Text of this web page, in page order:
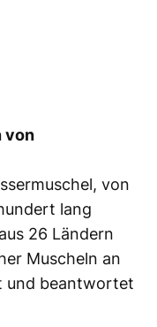
von
von
lang
26 Ländern
Muscheln an
und beantwortet